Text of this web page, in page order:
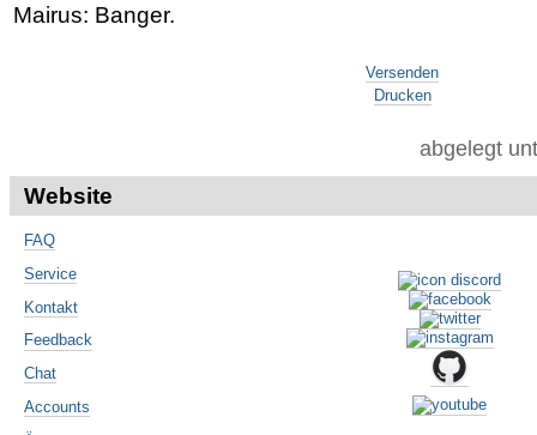
Mairus: Banger.
Versenden
Drucken
abgelegt
Website
FAQ
Service
Kontakt
Feedback
Chat
Accounts